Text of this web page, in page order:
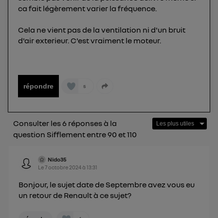
ca fait légèrement varier la fréquence.
Cela ne vient pas de la ventilation ni d'un bruit
d'air exterieur. C'est vraiment le moteur.
répondre 5
Consulter les 6 réponses à la
question Sifflement entre 90 et 110
Nido35
Le7 octobre 2024à13:31
Bonjour, le sujet date de Septembre avez vous eu
un retour de Renault à ce sujet?
Pour uneconnexion mobile, la personnalisation sera basée
Vous pouvez à tout moment retirer ce
consentement surle portail d’Utiq("
Politique d'information sur les données
personnelles d'Utiq